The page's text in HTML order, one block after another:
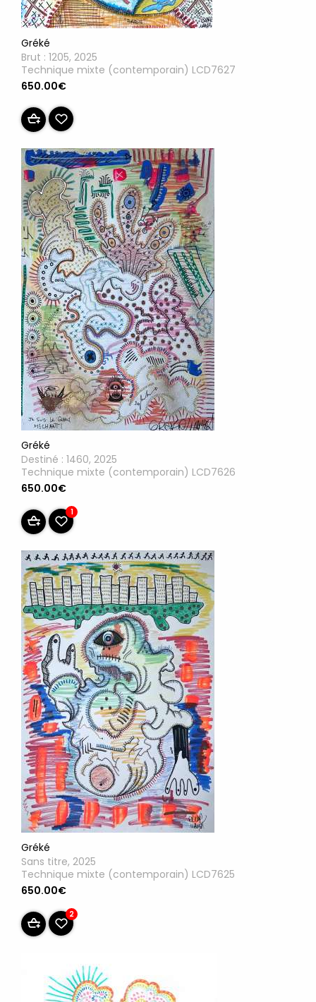
Gréké
Brut : 1205, 2025
Technique mixte (contemporain) LCD7627
650.00€
Gréké
Destiné : 1460, 2025
Technique mixte (contemporain) LCD7626
650.00€
1
Gréké
Sans titre, 2025
Technique mixte (contemporain) LCD7625
650.00€
2